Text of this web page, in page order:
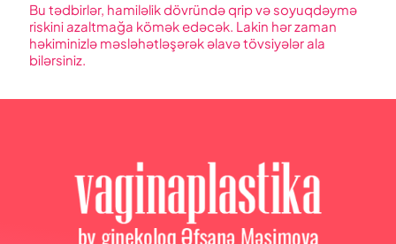
Bu tədbirlər, hamiləlikdövründə qrip və soyuqdəymə
riskini azaltmağa kömək edəcək. Lakin hər zaman
həkiminizlə məsləhətləşərək əlavə tövsiyələr ala
bilərsiniz.